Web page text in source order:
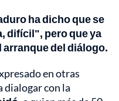
ha dicho que se
difícil", pero que ya
arranque del diálogo.
en otras
dialogar con la